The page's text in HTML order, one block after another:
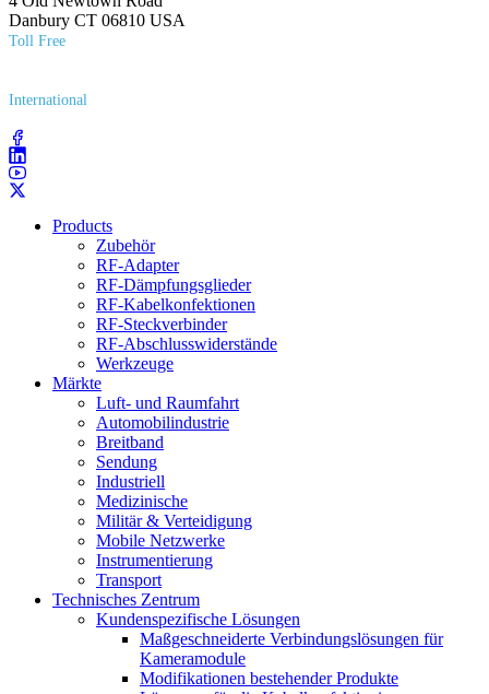
Danbury CT 06810 USA
Toll Free
International
Products
Zubehör
RF-Adapter
RF-Dämpfungsglieder
RF-Kabelkonfektionen
RF-Steckverbinder
RF-Abschlusswiderstände
Werkzeuge
Märkte
Luft- und Raumfahrt
Automobilindustrie
Breitband
Sendung
Industriell
Medizinische
Militär & Verteidigung
Mobile Netzwerke
Instrumentierung
Transport
Technisches Zentrum
Kundenspezifische Lösungen
Maßgeschneiderte Verbindungslösungen für
Kameramodule
Modifikationen bestehender Produkte